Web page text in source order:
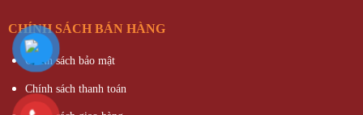
CHÍNH SÁCH BÁN HÀNG
Chính sách bảo mật
Chính sách thanh toán